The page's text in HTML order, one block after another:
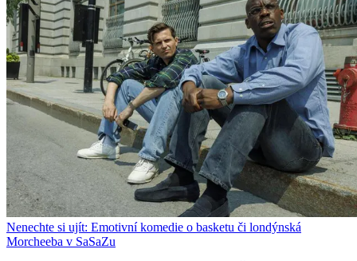
Nenechte si ujít: Emotivní komedie o basketu či londýnská
Morcheeba v SaSaZu